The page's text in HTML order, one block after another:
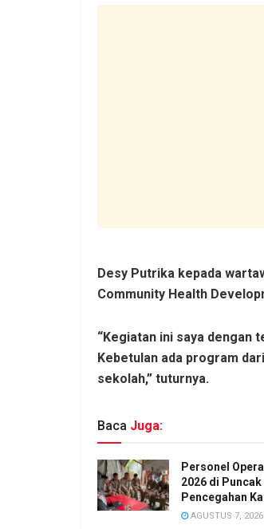
Desy Putrika kepada
Community Health
“Kegiatan ini saya dengan
Kebetulan ada program
sekolah,” tuturnya.
Baca Juga:
Personel
2026 di
Pencegahan
AGUSTUS 7, 2026